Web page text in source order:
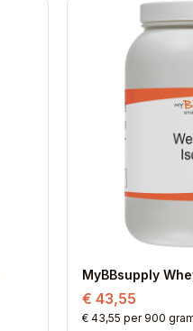
MyBBsupply
€ 43,55
€ 43,55 per 900